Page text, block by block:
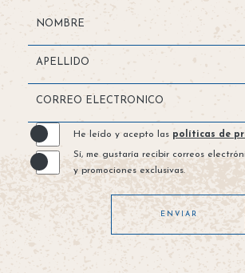
Hidden
NOMBRE
APELLIDO
CORREO ELECTRONICO
He leído y acepto las políticas de
Sí, me gustaría recibir correos
y promociones exclusivas.
ENVIAR